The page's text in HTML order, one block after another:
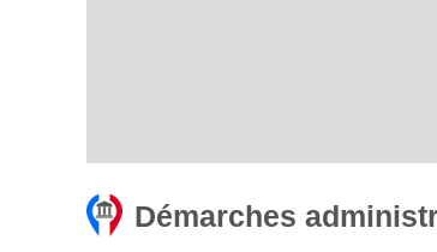
Démarches